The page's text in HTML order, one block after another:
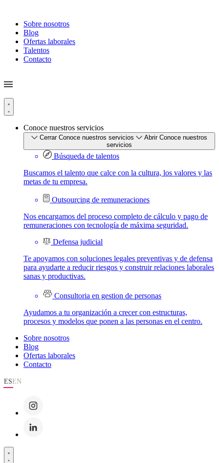
Sobre nosotros
Blog
Ofertas laborales
Talentos
Contacto
Conoce nuestros servicios
Cerrar Conoce nuestros servicios
Abrir Conoce nuestros
servicios
Búsqueda de talentos
Buscamos el talento que calce con la cultura, los valores y las
metas de tu empresa.
Outsourcing de remuneraciones
Nos encargamos del proceso completo de cálculo y pago de
remuneraciones con tecnología de máxima seguridad.
Defensa judicial
Te apoyamos con soluciones legales preventivas y de defensa
para ayudarte a reducir riesgos y construir relaciones laborales
sanas y productivas.
Consultoria en gestion de personas
Ayudamos a tu organización a crecer con estructuras,
procesos y modelos que ponen a las personas en el centro.
Sobre nosotros
Blog
Ofertas laborales
Contacto
ESEN